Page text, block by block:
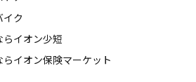
ク
イオン少短
イオン保険マーケット